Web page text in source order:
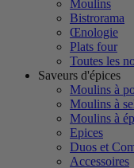
Moulins
Bistrorama
Œnologie
Plats four
Toutes les
Saveurs d'épices
Moulins à
Moulins à
Moulins à
Epices
Duos et
Accessoires